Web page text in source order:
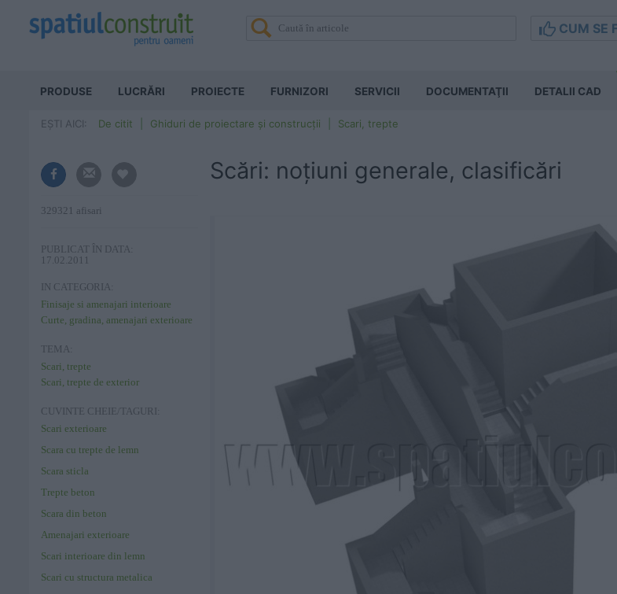
CUM SE
PRODUSE LUCRĂRI PROIECTE FURNIZORI SERVICII DOCUMENTAŢII DETALII CAD
EȘTI AICI: De citit Ghiduri de proiectare și construcții Scari, trepte
329321 afisari
PUBLICAT ÎN DATA:
17.02.2011
IN CATEGORIA:
Finisaje si amenajari interioare
Curte, gradina, amenajari exterioare
TEMA:
Scari, trepte
Scari, trepte de exterior
CUVINTE CHEIE/TAGURI:
Scari exterioare
Scara cu trepte de lemn
Scara sticla
Trepte beton
Scara din beton
Amenajari exterioare
Scari interioare din lemn
Scari cu structura metalica
Scări: noțiuni generale, clasificări